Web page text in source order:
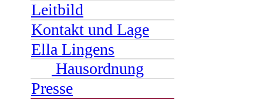
Leitbild
Kontakt und Lage
Ella Lingens
Hausordnung
Presse